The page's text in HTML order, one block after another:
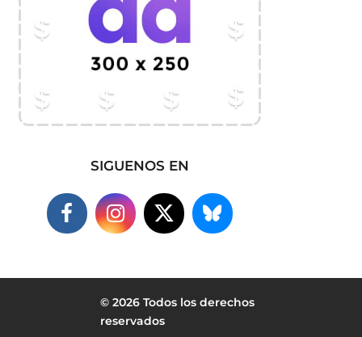
SIGUENOS EN
© 2026 Todos los derechos
reservados